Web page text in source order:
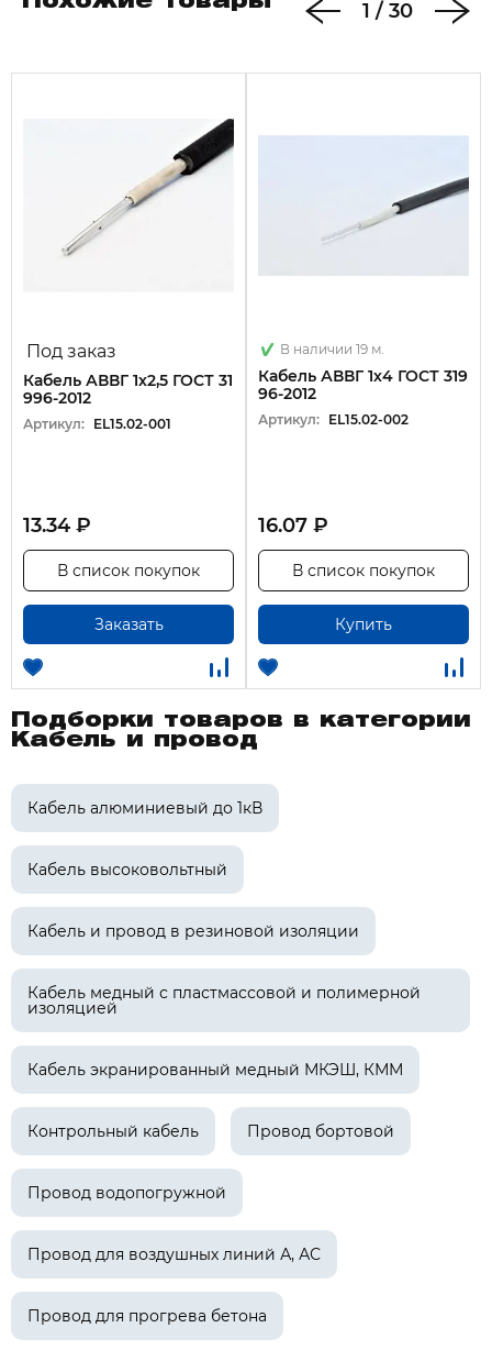
1 / 30
Под заказ
Кабель АВВГ 1х2,5 ГОСТ 31
996-2012
Артикул: EL15.02-001
13.34 ₽
Заказать
В список покупок
В наличии 19 м.
Кабель АВВГ 1х4 ГОСТ 319
96-2012
Артикул: EL15.02-002
16.07 ₽
Купить
В список покупок
Подборки товаров в категории
Кабель и провод
Кабель алюминиевый до 1кВ
Кабель высоковольтный
Кабель и провод в резиновой изоляции
Кабель медный с пластмассовой и полимерной
изоляцией
Кабель экранированный медный МКЭШ, КММ
Контрольный кабель Провод бортовой
Провод водопогружной
Провод для воздушных линий А, АС
Провод для прогрева бетона